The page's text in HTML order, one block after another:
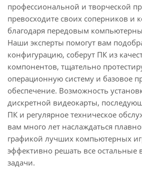
профессиональной и творческой
превосходите своих соперников и
благодаря передовым
Наши эксперты помогут вам
конфигурацию, соберут ПК из
компонентов, тщательно
операционную систему и базовое
обеспечение. Возможность
дискретной видеокарты,
ПК и регулярное техническое
вам много лет наслаждаться
графикой лучших компьютерных
эффективно решать все
задачи.